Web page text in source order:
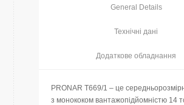
General Details
Технічні дані
Додаткове обладнання
PRONAR T669/1 – це
з монококом вантажопідйомністю 14